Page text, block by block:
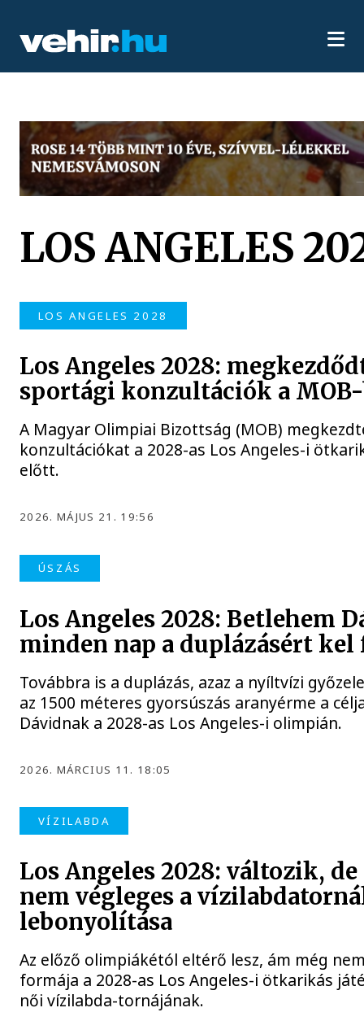
LOS ANGELES
LOS ANGELES 2028
Los Angeles 2028:
sportági konzultációk a
A Magyar Olimpiai Bizottság (MOB)
konzultációkat a 2028-as Los Angeles-i
előtt.
2026. MÁJUS 21. 19:56
ÚSZÁS
Los Angeles 2028: Betlehem
minden nap a duplázásért kel
Továbbra is a duplázás, azaz a nyíltvízi
az 1500 méteres gyorsúszás aranyérme a
Dávidnak a 2028-as Los Angeles-i olimpián.
2026. MÁRCIUS 11. 18:05
VÍZILABDA
Los Angeles 2028: változik, de
nem végleges a
lebonyolítása
Az előző olimpiákétól eltérő lesz, ám még
formája a 2028-as Los Angeles-i ötkarikás
női vízilabda-tornájának.